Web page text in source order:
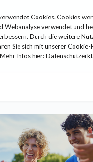
Cookies. Cookies
Webanalyse verwendet und
Durch die weitere
Sie sich mit unserer Cookie-
Infos hier: